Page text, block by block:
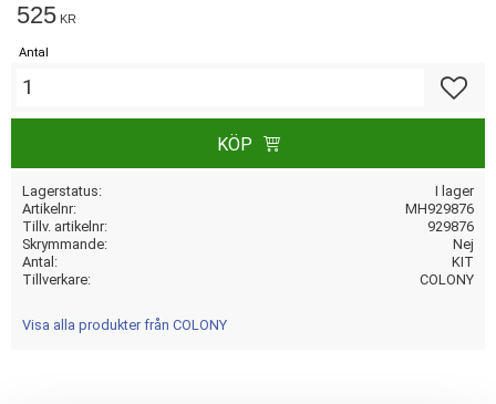
525 KR
Antal
KÖP
Lagerstatus
I lager
Artikelnr
MH929876
Tillv. artikelnr
929876
Skrymmande
Nej
Antal
KIT
Tillverkare
COLONY
Visa alla produkter från COLONY